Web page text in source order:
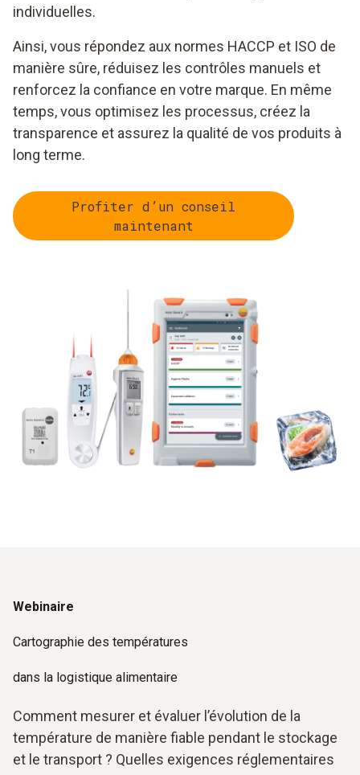
individuelles.
Ainsi, vous répondez aux normes HACCP et ISO de
manière sûre, réduisez les contrôles manuels et
renforcez la confiance en votre marque. En même
temps, vous optimisez les processus, créez la
transparence et assurez la qualité de vos produits à
long terme.
Profiter d’un conseil
maintenant
Webinaire
Cartographie des températures
dans la logistique alimentaire
Comment mesurer et évaluer l’évolution de la
température de manière fiable pendant le stockage
et le transport ? Quelles exigences réglementaires